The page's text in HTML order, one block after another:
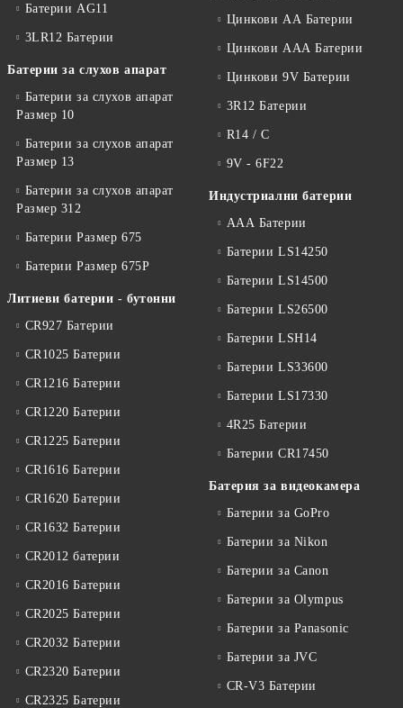
Батерии AG11
3LR12 Батерии
Батерии за слухов апарат
Батерии за слухов апарат
Размер 10
Батерии за слухов апарат
Размер 13
Батерии за слухов апарат
Размер 312
Батерии Размер 675
Батерии Размер 675P
Литиеви батерии - бутонни
CR927 Батерии
CR1025 Батерии
CR1216 Батерии
CR1220 Батерии
CR1225 Батерии
CR1616 Батерии
CR1620 Батерии
CR1632 Батерии
CR2012 батерии
CR2016 Батерии
CR2025 Батерии
CR2032 Батерии
CR2320 Батерии
CR2325 Батерии
Цинкови АА Батерии
Цинкови ААА Батерии
Цинкови 9V Батерии
3R12 Батерии
R14 / C
9V - 6F22
Индустриални батерии
ААА Батерии
Батерии LS14250
Батерии LS14500
Батерии LS26500
Батерии LSH14
Батерии LS33600
Батерии LS17330
4R25 Батерии
Батерии CR17450
Батерия за видеокамера
Батерии за GoPro
Батерии за Nikon
Батерии за Canon
Батерии за Olympus
Батерии за Panasonic
Батерии за JVC
CR-V3 Батерии